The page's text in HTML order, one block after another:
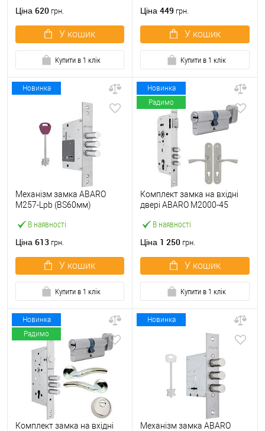
Ціна 620 грн.
У кошик
Купити в 1 клік
Ціна 449 грн.
У кошик
Купити в 1 клік
Новинка
В наявності
Механізм замка ABARO
M257-Lpb (BS60мм)
тех.пакування.без
Ціна 613 грн.
У кошик
Купити в 1 клік
Новинка
Радимо
В наявності
Комплект замка на вхідні
двері ABARO M2000-45
B100 60T і ручками KEDR
Ціна 1 250 грн.
У кошик
Купити в 1 клік
Новинка
Радимо
Комплект замка на вхідні
Новинка
Механізм замка ABARO